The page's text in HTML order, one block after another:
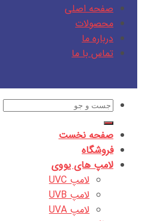
صفحه اصلی
محصولات
درباره ما
تماس با ما
جستجو
برای:
صفحه نخست
فروشگاه
لامپ های یووی
لامپ UVC
لامپ UVB
لامپ UVA